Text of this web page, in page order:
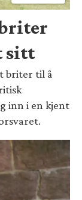
briter
sitt
briter til å
inn i en kjent